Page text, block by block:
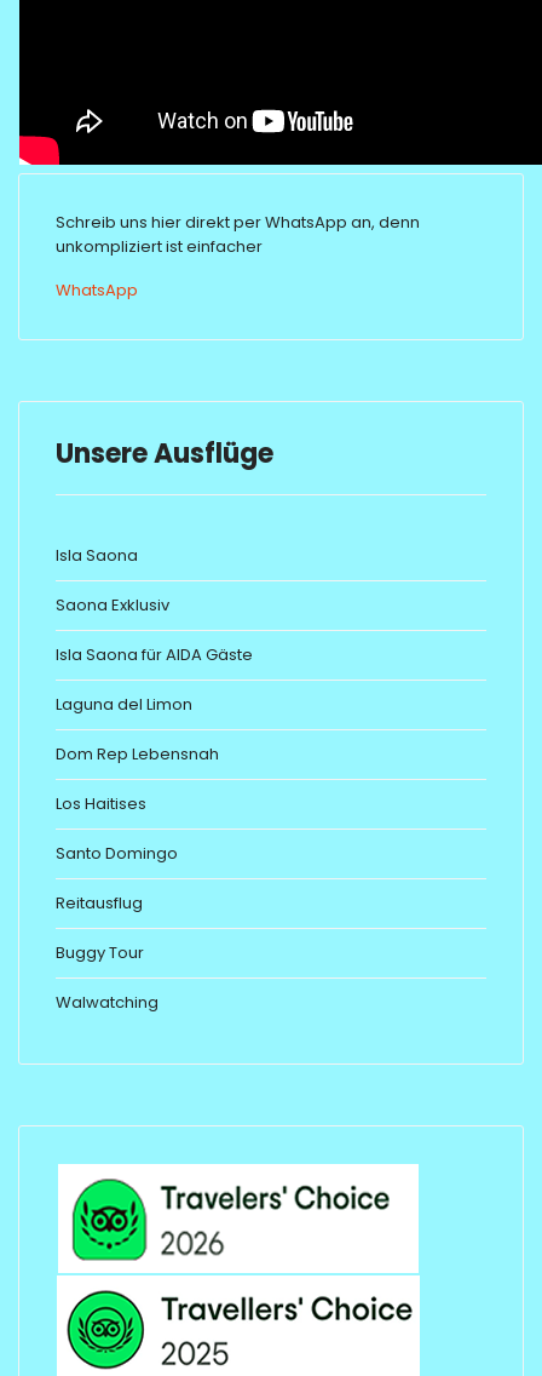
Schreib uns hier direkt per WhatsApp an, denn
unkompliziert ist einfacher
WhatsApp
Unsere Ausflüge
Isla Saona
Saona Exklusiv
Isla Saona für AIDA Gäste
Laguna del Limon
Dom Rep Lebensnah
Los Haitises
Santo Domingo
Reitausflug
Buggy Tour
Walwatching